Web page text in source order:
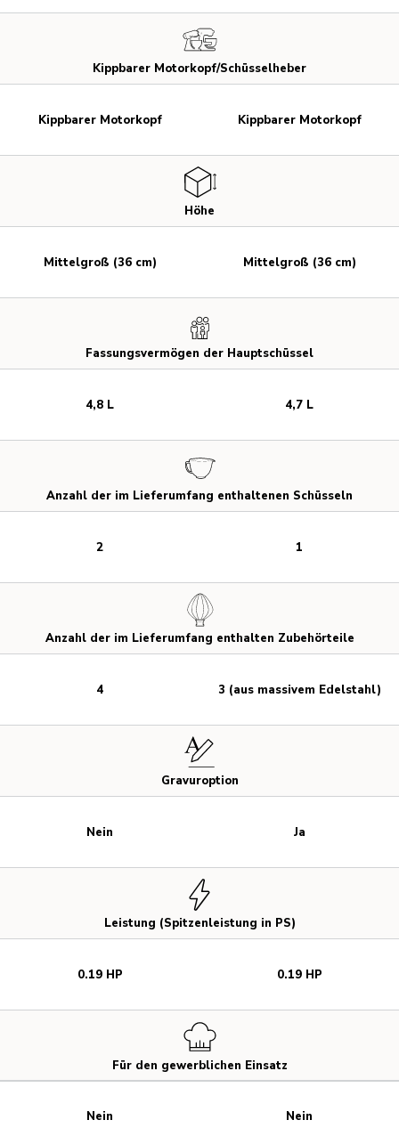
Kippbarer Motorkopf/Schüsselheber
Höhe
Fassungsvermögen der Hauptschüssel
Anzahl der im Lieferumfang enthaltenen Schüsseln
Anzahl der im Lieferumfang enthalten Zubehörteile
Gravuroption
Leistung (Spitzenleistung in PS)
Für den gewerblichen Einsatz
Kippbarer Motorkopf
Mittelgroß (36 cm)
4,8 L
2
4
Nein
0.19 HP
Nein
Kippbarer Motorkopf
Mittelgroß (36 cm)
4,7 L
1
3 (aus massivem Edelstahl)
Ja
0.19 HP
Nein